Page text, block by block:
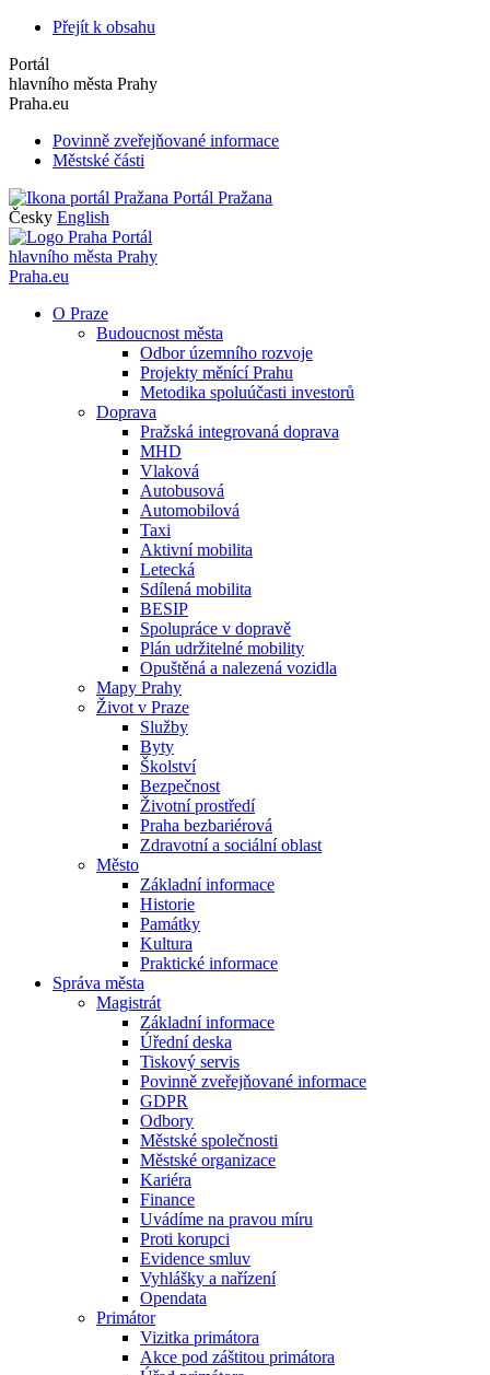
Přejít k obsahu
Portál
hlavního města Prahy
Praha.eu
Povinně zveřejňované informace
Městské části
Portál Pražana
Česky English
Portál
hlavního města Prahy
Praha.eu
O Praze
Budoucnost města
Odbor územního rozvoje
Projekty měnící Prahu
Metodika spoluúčasti investorů
Doprava
Pražská integrovaná doprava
MHD
Vlaková
Autobusová
Automobilová
Taxi
Aktivní mobilita
Letecká
Sdílená mobilita
BESIP
Spolupráce v dopravě
Plán udržitelné mobility
Opuštěná a nalezená vozidla
Mapy Prahy
Život v Praze
Služby
Byty
Školství
Bezpečnost
Životní prostředí
Praha bezbariérová
Zdravotní a sociální oblast
Město
Základní informace
Historie
Památky
Kultura
Praktické informace
Správa města
Magistrát
Základní informace
Úřední deska
Tiskový servis
Povinně zveřejňované informace
GDPR
Odbory
Městské společnosti
Městské organizace
Kariéra
Finance
Uvádíme na pravou míru
Proti korupci
Evidence smluv
Vyhlášky a nařízení
Opendata
Primátor
Vizitka primátora
Akce pod záštitou primátora